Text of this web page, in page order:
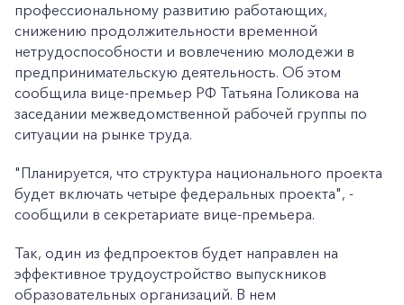
профессиональному развитию работающих,
снижению продолжительности временной
нетрудоспособности и вовлечению молодежи в
предпринимательскую деятельность. Об этом
сообщила вице-премьер РФ Татьяна Голикова на
заседании межведомственной рабочей группы по
ситуации на рынке труда.
"Планируется, что структура национального проекта
будет включать четыре федеральных проекта", -
сообщили в секретариате вице-премьера.
Так, один из федпроектов будет направлен на
эффективное трудоустройство выпускников
образовательных организаций. В нем